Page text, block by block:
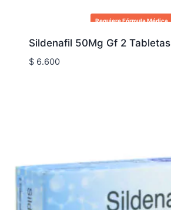
Requiere Fórmula Médica
Sildenafil 50Mg Gf 2 Tabletas
$6.600